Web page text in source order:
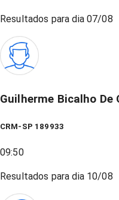
Resultados para dia07/08
Guilherme Bicalho De
CRM-SP 189933
09:50
Resultados para dia 10/08